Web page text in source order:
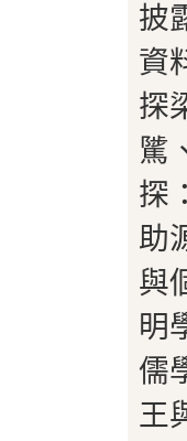
披
資
探
騭
探
助
與
明
儒
王